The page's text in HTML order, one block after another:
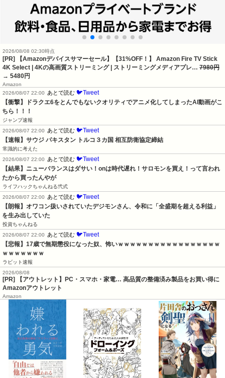
2026/08/08 02:30時点
[PR] 【Amazonデバイスサマーセール】【31%OFF！】 Amazon Fire TV Stick
4K Select | 4Kの高画質ストリーミング | ストリーミングメディアプレ… 7980円
→ 5480円
Amazon
2026/08/07 22:00 あとで読む 🐦Tweet
【衝撃】ドラクエ6をとんでもないクオリティでアニメ化してしまったAI動画がこ
ちら！！！
ジャンプ速報
2026/08/07 22:00 あとで読む 🐦Tweet
【速報】サウジ パキスタン トルコ３カ国 相互防衛協定締結
常識的に考えた
2026/08/07 22:00 あとで読む 🐦Tweet
【結果】ニューバランスはダサい！onは時代遅れ！サロモンを買え！って言われ
たから買ったんやが
ライフハックちゃんねる弐式
2026/08/07 22:00 あとで読む 🐦Tweet
【朗報】オワコン扱いされていたデジモンさん、令和に「全盛期を超える利益」
を生み出していた
投資ちゃんねる
2026/08/07 22:00 あとで読む 🐦Tweet
【悲報】17歳で無期懲役になった奴、怖いｗｗｗｗｗｗｗｗｗｗｗｗｗｗｗｗｗ
ｗｗｗｗｗｗｗ
ラビット速報
2026/08/08
[PR] 【アウトレット】PC・スマホ・家電… 高品質の整備済み製品をお買い得に
Amazonアウトレット
Amazon